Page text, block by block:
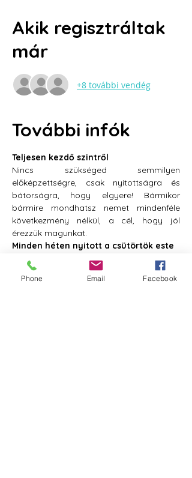
Akik regisztráltak
már
+8 további vendég
További infók
Teljesen kezdő szintről
Nincs szükséged semmilyen
előképzettségre, csak nyitottságra és
bátorságra, hogy elgyere! Bármikor
bármire mondhatsz nemet mindenféle
következmény nélkül, a cél, hogy jól
érezzük magunkat.
Minden héten nyitott a csütörtök este
Minden héten másik játszók, másik
trénerek, bárki jöhet és mehet szabadon,
aki vágyik két órányi játékra, drámára,
Phone Email Facebook